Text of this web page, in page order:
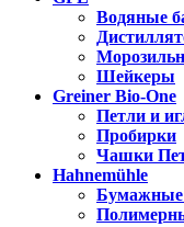
Водяные
Шейкеры
Greiner Bio-One
Петли и
Пробирки
Чашки
Hahnemühle